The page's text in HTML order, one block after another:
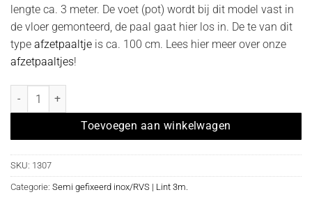
lengte ca. 3 meter. De voet (pot) wordt bij dit model vast in
de vloer gemonteerd, de paal gaat hier los in. De te van dit
type afzetpaaltje is ca. 100 cm. Lees hier meer over onze
afzetpaaltjes!
Afzetpaal model "in-liner Belt semi gefixeerd" inox met FEL
Toevoegen aan winkelwagen
SKU: 1307
Categorie: Semi gefixeerd inox/RVS | Lint 3m.